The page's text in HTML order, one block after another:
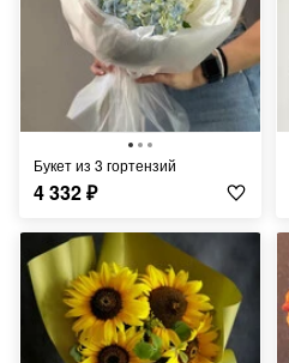
Букет из 3 гортензий
4 332₽